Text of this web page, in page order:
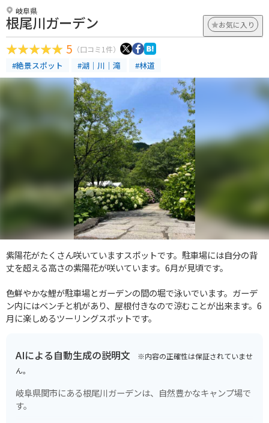
岐阜県
根尾川ガーデン お気に入り
5 （口コミ1件）
#絶景スポット #湖｜川｜滝 #林道
紫陽花がたくさん咲いていますスポットです。駐車場には自分の背
丈を超える高さの紫陽花が咲いています。6月が見頃です。
色鮮やかな鯉が駐車場とガーデンの間の堀で泳いでいます。ガーデ
ン内にはベンチと机があり、屋根付きなので涼むことが出来ます。6
月に楽しめるツーリングスポットです。
AIによる自動生成の説明文 ※内容の正確性は保証されていませ
ん。
岐阜県関市にある根尾川ガーデンは、自然豊かなキャンプ場で
す。